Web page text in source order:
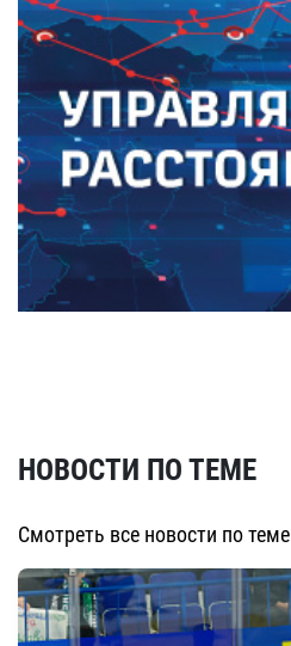
НОВОСТИ ПО ТЕМЕ
Смотреть все новости по теме